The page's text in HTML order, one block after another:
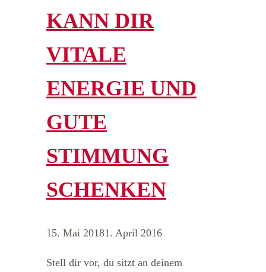
KANN DIR
VITALE
ENERGIE UND
GUTE
STIMMUNG
SCHENKEN
15. Mai 20181. April 2016
Stell dir vor, du sitzt an deinem